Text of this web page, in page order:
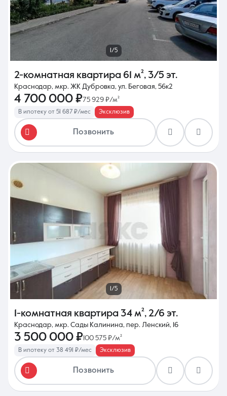
1/5
2-комнатная квартира 61 м², 3/5 эт.
Краснодар, мкр. ЖК Дубровка, ул. Беговая, 56к2
4 700 000 ₽75 929 ₽/м²
В ипотеку от 51 687 ₽/мес Эксклюзив
Позвонить
1/5
1-комнатная квартира 34 м², 2/6 эт.
Краснодар, мкр. Сады Калинина, пер. Ленский, 16
3 500 000 ₽100 575 ₽/м²
В ипотеку от 38 491 ₽/мес Эксклюзив
Позвонить